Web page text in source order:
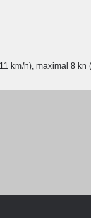
h), maximal 8 kn